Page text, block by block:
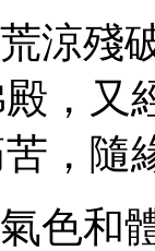
涼殘
，又
，隨
色和